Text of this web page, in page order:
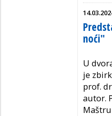
noći"
U
je
prof.
autor.